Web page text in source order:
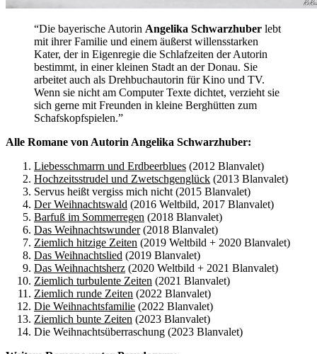
“Die bayerische Autorin Angelika Schwarzhuber lebt
mit ihrer Familie und einem äußerst willensstarken
Kater, der in Eigenregie die Schlafzeiten der Autorin
bestimmt, in einer kleinen Stadt an der Donau. Sie
arbeitet auch als Drehbuchautorin für Kino und TV.
Wenn sie nicht am Computer Texte dichtet, verzieht sie
sich gerne mit Freunden in kleine Berghütten zum
Schafskopfspielen.”
Alle Romane von Autorin Angelika Schwarzhuber:
Liebesschmarrn und Erdbeerblues (2012 Blanvalet)
Hochzeitsstrudel und Zwetschgenglück (2013 Blanvalet)
Servus heißt vergiss mich nicht (2015 Blanvalet)
Der Weihnachtswald (2016 Weltbild, 2017 Blanvalet)
Barfuß im Sommerregen (2018 Blanvalet)
Das Weihnachtswunder(2018 Blanvalet)
Ziemlich hitzige Zeiten (2019 Weltbild + 2020 Blanvalet)
Das Weihnachtslied (2019 Blanvalet)
Das Weihnachtsherz (2020 Weltbild + 2021 Blanvalet)
Ziemlich turbulente Zeiten (2021 Blanvalet)
Ziemlich runde Zeiten (2022 Blanvalet)
Die Weihnachtsfamilie (2022 Blanvalet)
Ziemlich bunte Zeiten (2023 Blanvalet)
Die Weihnachtsüberraschung (2023 Blanvalet)